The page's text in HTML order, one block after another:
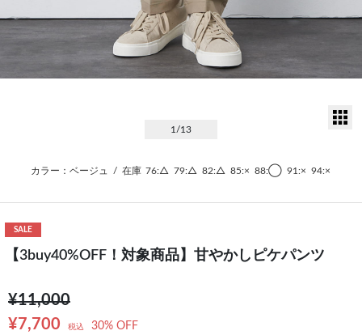
1 /13
カラー：ベージュ / 在庫 76:△ 79:△ 82:△ 85:× 88:◯ 91:× 94:×
SALE
【3buy40%OFF！対象商品】甘やかしピケパンツ
¥11,000
¥7,700
税込 30% OFF